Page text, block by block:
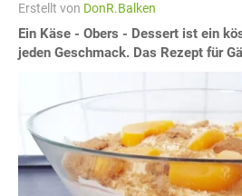
Erstellt von DonR.Balken
Ein Käse - Obers - Dessert ist ein
jeden Geschmack. Das Rezept für